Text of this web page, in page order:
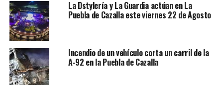
La Dstylería y La Guardia actúan en La
Puebla de Cazalla este viernes 22 de Agosto
Incendio de un vehículo corta un carril de la
A-92 en la Puebla de Cazalla